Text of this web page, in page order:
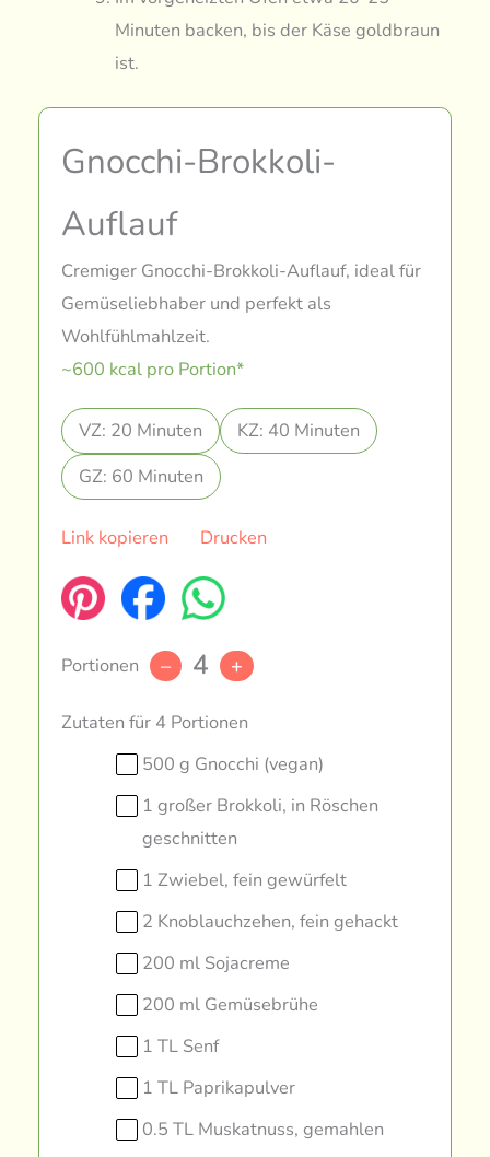
Minuten backen, bis der Käse goldbraun
ist.
Gnocchi-Brokkoli-
Auflauf
Cremiger Gnocchi-Brokkoli-Auflauf, ideal für
Gemüseliebhaber und perfekt als
Wohlfühlmahlzeit.
~600 kcal pro Portion*
VZ: 20 Minuten
KZ: 40 Minuten
GZ: 60 Minuten
Link kopieren Drucken
Portionen – 4 +
Zutaten für 4 Portionen
500 g Gnocchi (vegan)
1 großer Brokkoli, in Röschen
geschnitten
1 Zwiebel, fein gewürfelt
2 Knoblauchzehen, fein gehackt
200 ml Sojacreme
200 ml Gemüsebrühe
1 TL Senf
1 TL Paprikapulver
0.5 TL Muskatnuss, gemahlen